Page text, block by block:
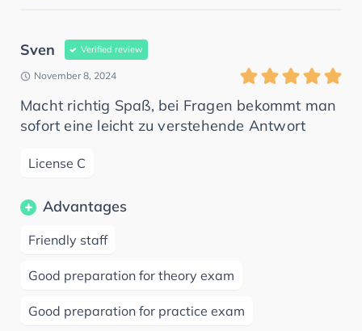
Sven Verified review
November 8, 2024
Macht richtig Spaß, bei Fragen bekommt man
sofort eine leicht zu verstehende Antwort
License C
Advantages
Friendly staff
Good preparation for theory exam
Good preparation for practice exam